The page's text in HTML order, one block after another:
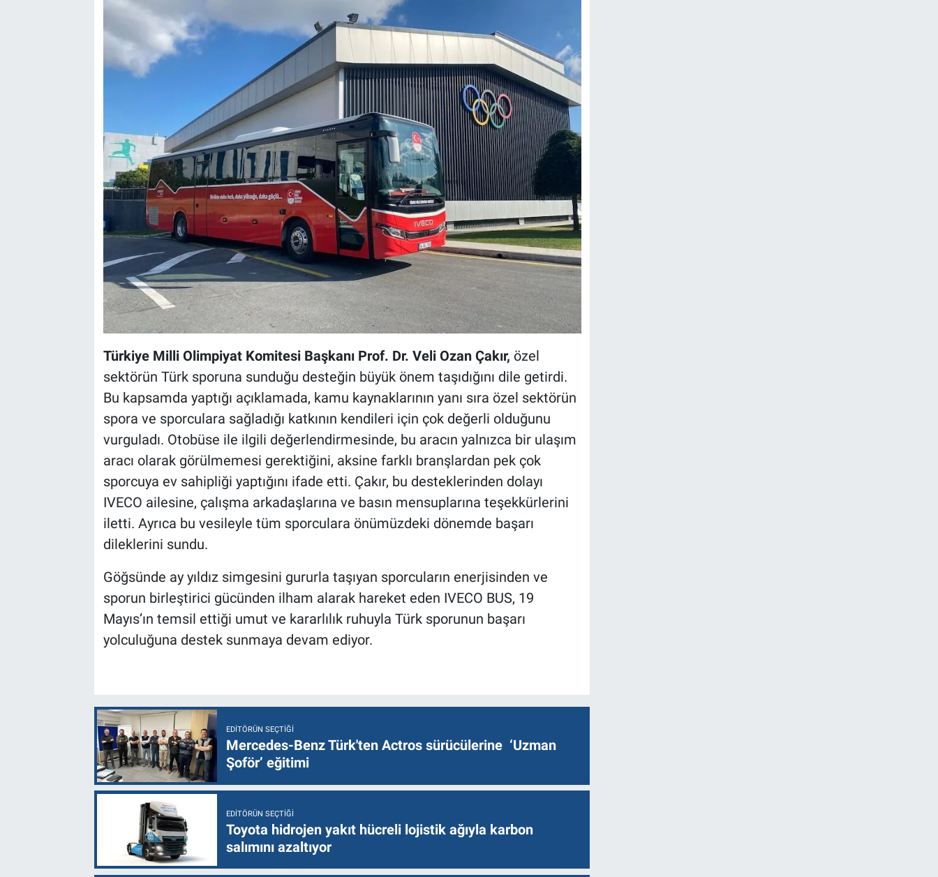
Türkiye Milli Olimpiyat Komitesi Başkanı Prof. Dr. Veli Ozan Çakır, özel
sektörün Türk sporuna sunduğu desteğin büyük önem taşıdığını dile getirdi.
Bu kapsamda yaptığı açıklamada, kamu kaynaklarının yanı sıra özel sektörün
spora ve sporculara sağladığı katkının kendileri için çok değerli olduğunu
vurguladı. Otobüse ile ilgili değerlendirmesinde, bu aracın yalnızca bir ulaşım
aracı olarak görülmemesi gerektiğini, aksine farklı branşlardan pek çok
sporcuya ev sahipliği yaptığını ifade etti. Çakır, bu desteklerinden dolayı
IVECO ailesine, çalışma arkadaşlarına ve basın mensuplarına teşekkürlerini
iletti. Ayrıca bu vesileyle tüm sporculara önümüzdeki dönemde başarı
dileklerini sundu.
Göğsünde ay yıldız simgesini gururla taşıyan sporcuların enerjisinden ve
sporun birleştirici gücünden ilham alarak hareket eden IVECO BUS, 19
Mayıs’ın temsil ettiği umut ve kararlılık ruhuyla Türk sporunun başarı
yolculuğuna destek sunmaya devam ediyor.
EDITÖRÜN SEÇTIĞI
Mercedes-Benz Türk'ten Actros sürücülerine ‘Uzman
Şoför’ eğitimi
EDITÖRÜN SEÇTIĞI
Toyota hidrojen yakıt hücreli lojistik ağıyla karbon
salımını azaltıyor